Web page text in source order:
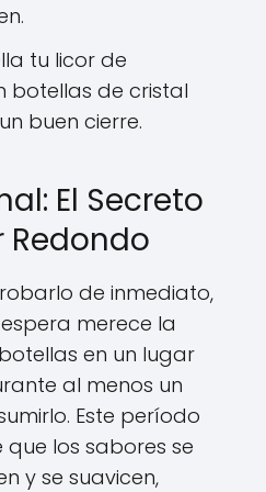
tu licor de
botellas de cristal
buen cierre.
El Secreto
Redondo
de inmediato,
merece la
en un lugar
al menos un
Este período
los sabores se
y se suavicen,